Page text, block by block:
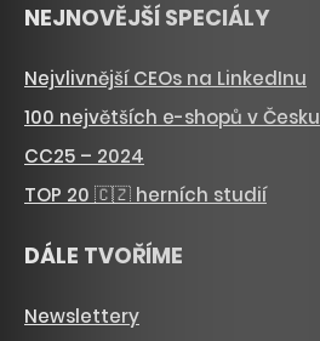
NEJNOVĚJŠÍ SPECIÁLY
Nejvlivnější CEOs na LinkedInu
100 největších e-shopů v Česku
CC25 – 2024
TOP 20 🇨🇿 herních studií
DÁLE TVOŘÍME
Newslettery